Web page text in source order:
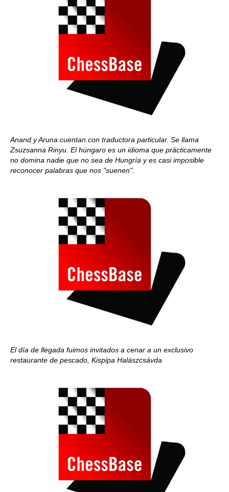
Anand y Aruna cuentan con traductora particular. Se llama
Zsuzsanna Rinyu. El húngaro es un idioma que prácticamente
no domina nadie que no sea de Hungría y es casi imposible
reconocer palabras que nos "suenen".
El día de llegada fuimos invitados a cenar a un exclusivo
restaurante de pescado, Kispipa Halászcsávda